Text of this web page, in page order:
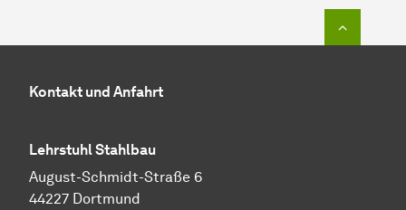
Kontakt und Anfahrt
Lehrstuhl Stahlbau
August-Schmidt-Straße 6
44227 Dortmund